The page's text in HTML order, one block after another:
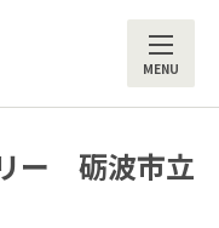
ー 砺波市立